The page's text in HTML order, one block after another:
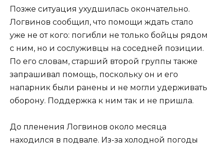
Позже ситуация ухудшилась окончательно.
Логвинов сообщил, что помощи ждать стало
уже не от кого: погибли не только бойцы рядом
с ним, но и сослуживцы на соседней позиции.
По его словам, старший второй группы также
запрашивал помощь, поскольку он и его
напарник были ранены и не могли удерживать
оборону. Поддержка к ним так и не пришла.
До пленения Логвинов около месяца
находился в подвале. Из-за холодной погоды